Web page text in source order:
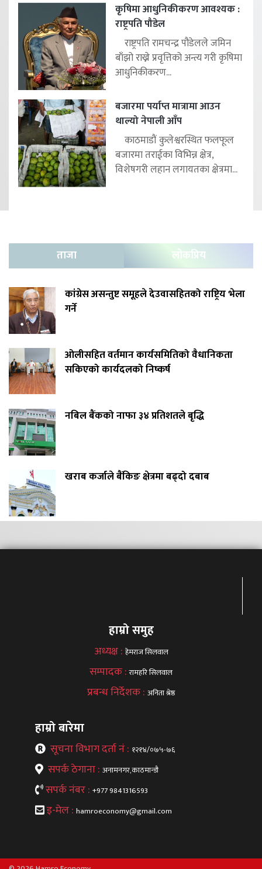
कृषिमा आधुनिकीकरण आवश्यक :
राष्ट्रपति पौडेल
राष्ट्रपति रामचन्द्र पौडेलले जमिन
बाँझो राख्ने प्रवृत्तिको अन्त्य गरी कृषिमा
आधुनिकीकरण...
बजारमा पर्याप्त मात्रामा आउन
थाल्यो नेपाली आँप
काठमाडौं कुलेश्वरस्थित फलफूल
बजारमा तराईका विभिन्न क्षेत्र,
विशेषगरी लहान लगायतका क्षेत्रमा...
ताजा लोकप्रिय
कांग्रेस असन्तुष्ट समूहले देउवासहितको राष्ट्रिय भेला
गर्ने
ओलीसहित वर्तमान कार्यसमितिको वैधानिकता
सकिएको कार्यदलको निष्कर्ष
नबिल बैंकको नाफा ३४ प्रतिशतले बृद्धि
खराब कर्जाले बैंकिङ क्षेत्रमा बढ्दो दबाब
हाम्रो समुह
अध्यक्ष : हेमराज सिलवाल
सम्पादक :रामहरि सिलवाल
प्रबन्ध निर्देशक : अनिता श्रेष्ठ
हाम्रो बारेमा
सूचना विभाग दर्ता नं : १२१४/०७५-७६
सपर्क ठेगाना : अनामनगर,काठमान्डौ
सपर्क नंबर : +977 9841316593
इ-मेल : hamroeconomy@gmail.com